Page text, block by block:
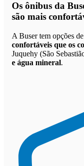
Os ônibus da
são mais
A Buser tem opções
confortáveis que os
Juquehy (São
e água mineral.